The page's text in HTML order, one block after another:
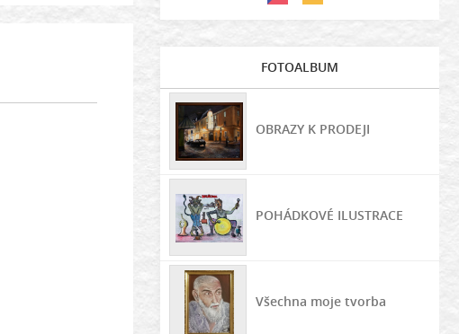
FOTOALBUM
OBRAZY K PRODEJI
POHÁDKOVÉ ILUSTRACE
Všechna moje tvorba